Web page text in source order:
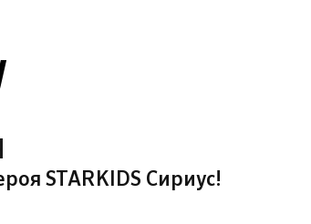
STARKIDS Сириус!